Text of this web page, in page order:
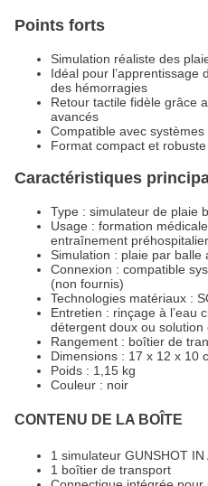
Points forts
Simulation réaliste des
Idéal pour l’apprentissage
des hémorragies
Retour tactile fidèle grâce
avancés
Compatible avec
Format compact et
Caractéristiques
Type : simulateur de plaie
Usage : formation
entraînement préhospitalier
Simulation : plaie par balle
Connexion : compatible
(non fournis)
Technologies matériaux :
Entretien : rinçage à l’eau
détergent doux ou solution
Rangement : boîtier de
Dimensions : 17 x 12 x 10
Poids : 1,15 kg
Couleur : noir
CONTENU DE LA BOÎTE
1 simulateur GUNSHOT IN
1 boîtier de transport